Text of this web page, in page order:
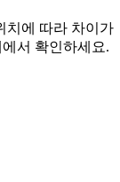
치에 따라 차이가
서 확인하세요.